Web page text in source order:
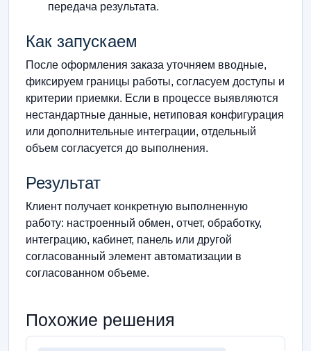
передача результата.
Как запускаем
После оформления заказа уточняем вводные,
фиксируем границы работы, согласуем доступы и
критерии приемки. Если в процессе выявляются
нестандартные данные, нетиповая конфигурация
или дополнительные интеграции, отдельный
объем согласуется до выполнения.
Результат
Клиент получает конкретную выполненную
работу: настроенный обмен, отчет, обработку,
интеграцию, кабинет, панель или другой
согласованный элемент автоматизации в
согласованном объеме.
Похожие решения